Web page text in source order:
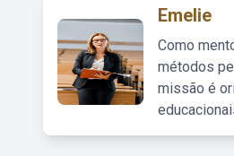
Emelie
Como
métodos
missão é